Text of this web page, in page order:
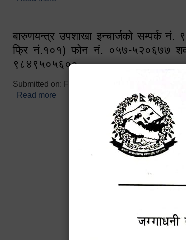
बारुणयन्त्र उपशाखा इन्चार्जको सम्पर्क
फ्रि नं.१०१) फोन नं. ०५७-५२०६७७
९८४९५०५६००
Submitted on: Fri, 02/25/2022 - 10:50
Read more about बारुणयन्त्र उपशाखा इन्चार्जको
नं.१०१) फोन नं. ०५७-५२०६७७ शव बहान